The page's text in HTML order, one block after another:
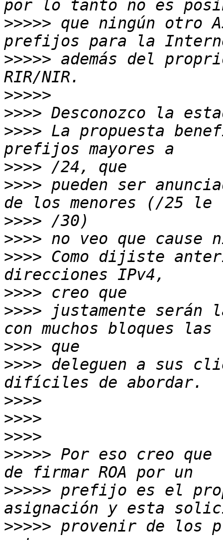
>>>>> que ningún otro
>>>>> además del
>>>>>
>>>>
>>>> La propuesta
>>>>
>>>> pueden ser
>>>>
>>>>
>>>> Como dijiste
>>>>
>>>> justamente serán
>>>>
>>>> deleguen a sus
>>>>
>>>>
>>>>
>>>>> Por eso creo
>>>>> prefijo es el
>>>>> provenir de los